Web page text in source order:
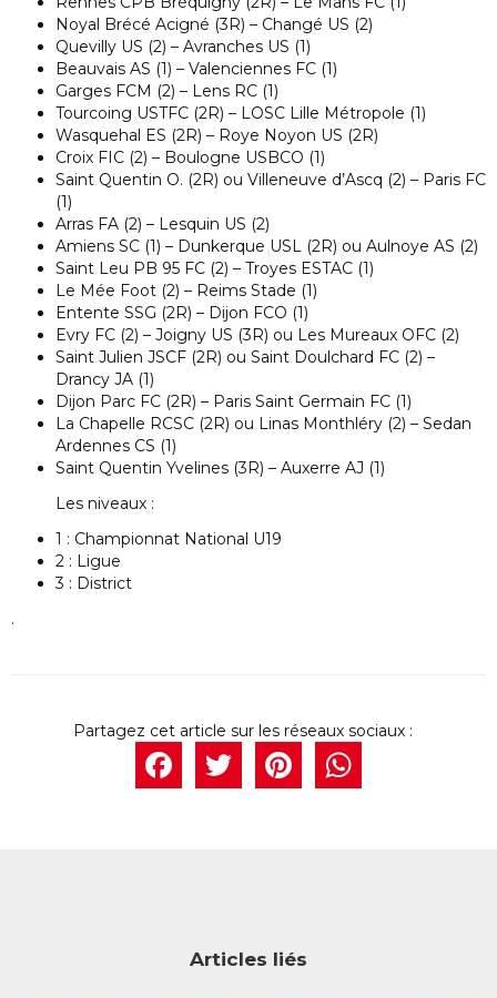
Noyal Brécé Acigné (3R) – Changé US (2)
Quevilly US (2) – Avranches US (1)
Beauvais AS (1) – Valenciennes FC (1)
Garges FCM (2) – Lens RC (1)
Tourcoing USTFC (2R) – LOSC Lille Métropole (1)
Wasquehal ES (2R) – Roye Noyon US (2R)
Croix FIC (2) – Boulogne USBCO (1)
Saint Quentin O. (2R) ou Villeneuve d’Ascq (2) – Paris FC
(1)
Arras FA (2) – Lesquin US (2)
Amiens SC (1) – Dunkerque USL (2R) ou Aulnoye AS (2)
Saint Leu PB 95 FC (2) – Troyes ESTAC (1)
Le Mée Foot (2) – Reims Stade (1)
Entente SSG (2R) – Dijon FCO (1)
Evry FC (2) – Joigny US (3R) ou Les Mureaux OFC (2)
Saint Julien JSCF (2R) ou Saint Doulchard FC (2) –
Drancy JA (1)
Dijon Parc FC (2R) – Paris Saint Germain FC (1)
La Chapelle RCSC (2R) ou Linas Monthléry (2) – Sedan
Ardennes CS (1)
Saint Quentin Yvelines (3R) – Auxerre AJ (1)
Les niveaux :
1 : Championnat National U19
2 : Ligue
3 : District
.
Facebook
Twitter
Articles liés